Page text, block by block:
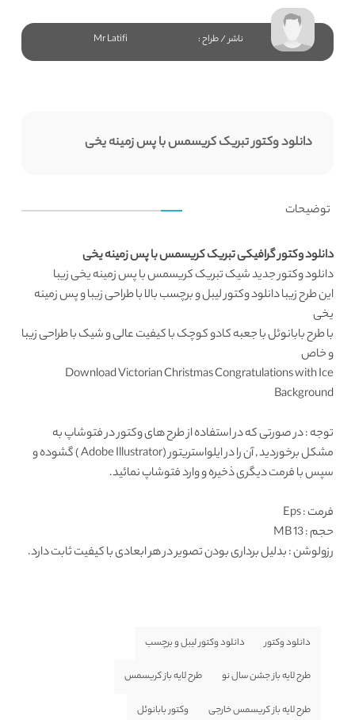
ناشر / طراح : Mr Latifi
دانلود وکتور تبریک کریسمس با پس زمینه یخی
توضیحات
دانلود وکتور گرافیکی تبریک کریسمس با پس زمینه یخی
دانلود وکتورجدید شیک تبریک کریسمس با پس زمینه یخی زیبا
این طرح زیبادانلود وکتور لیبل و برچسببالا با طراحی زیبا و پس زمینه
یخی
با طرح بابانوئل با جعبه کادو کوچک با کیفیت عالی و شیک با طراحی زیبا
و خاص
Download Victorian Christmas Congratulations with Ice
Background
توجه : در صورتی که در استفاده از طرح های وکتور در فتوشاپ به
مشکل برخوردید , آن را در ایلواستریتور (Adobe Illustrator ) گشوده و
سپس با فرمت دیگری ذخیره و وارد فتوشاپ نمائید.
فرمت: Eps
حجم : 13 MB
رزولوشن: بدلیل برداری بودن تصویر در هر ابعادی با کیفیت ثابت دارد.
دانلود وکتور دانلود وکتور لیبل و برچسب
طرح لایه باز جشن سال نو طرح لایه باز کریسمس
طرح لایه باز کریسمس خارجی وکتور بابانوئل